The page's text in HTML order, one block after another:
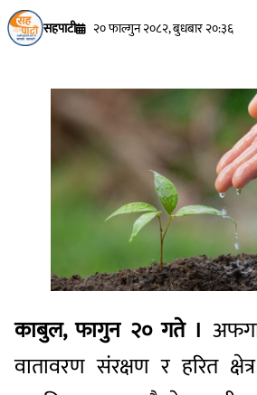
सहपाटी २० फाल्गुन २०८२, बुधबार २०:३६
काबुल, फागुन २० गते ।
वातावरण संरक्षण र हरित